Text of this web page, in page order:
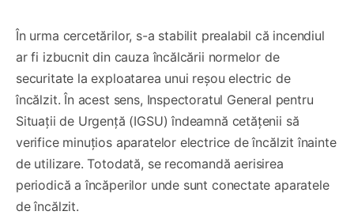
În urma cercetărilor, s-a stabilit prealabil că incendiul
ar fi izbucnit din cauza încălcării normelor de
securitate la exploatarea unui reșou electric de
încălzit. În acest sens, Inspectoratul General pentru
Situații de Urgență (IGSU) îndeamnă cetățenii să
verifice minuțios aparatelor electrice de încălzit înainte
de utilizare. Totodată, se recomandă aerisirea
periodică a încăperilor unde sunt conectate aparatele
de încălzit.